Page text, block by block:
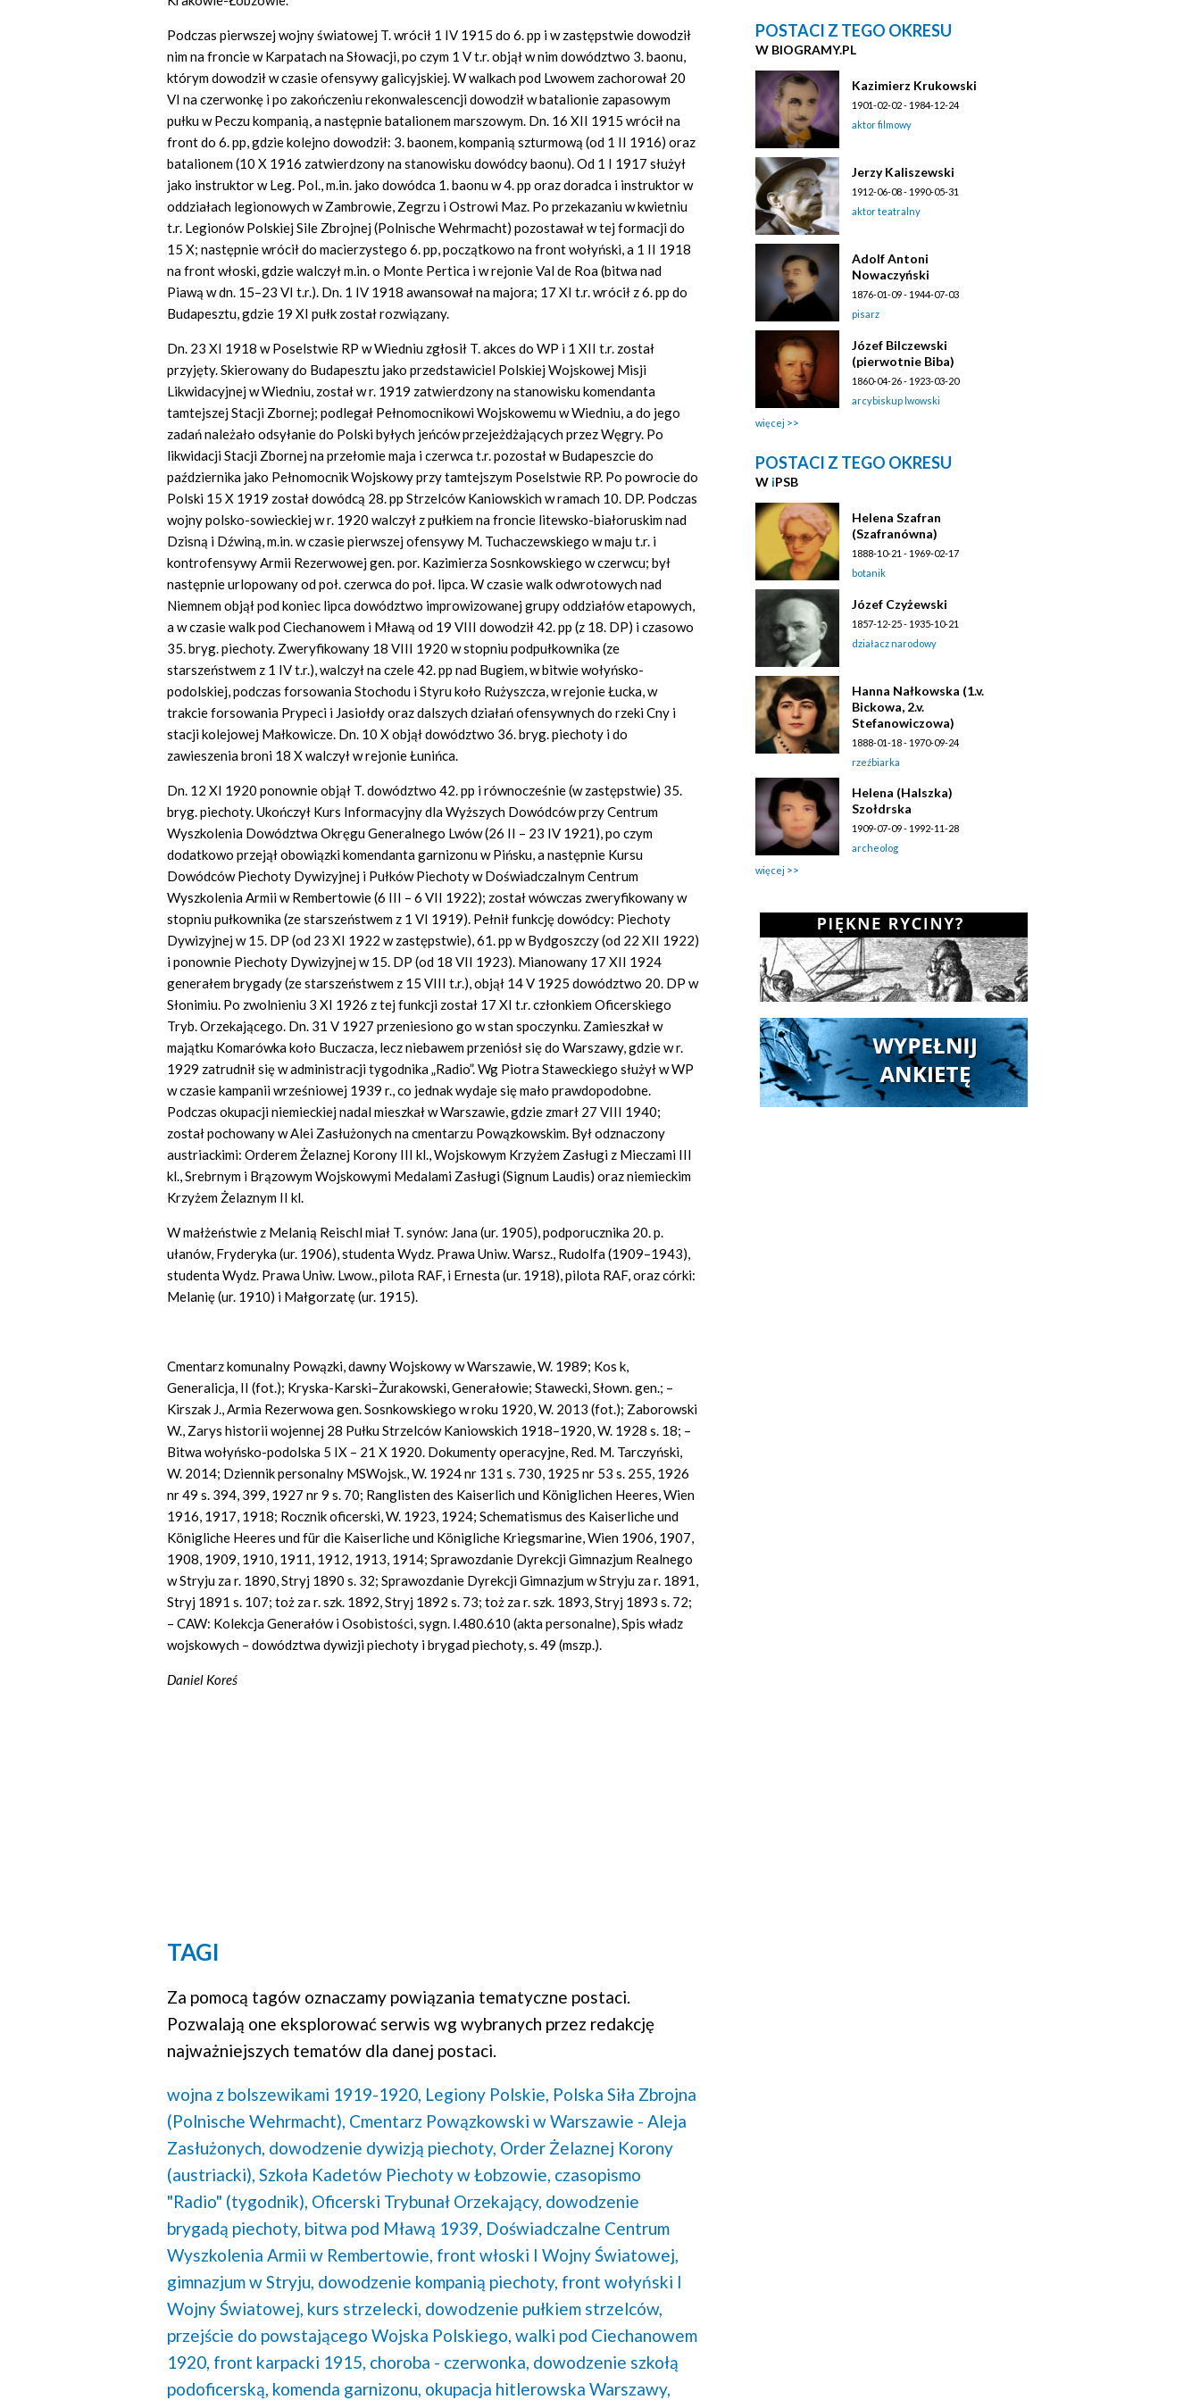
Podczas pierwszej wojny światowej T. wrócił 1 IV 1915 do 6. pp i w zastępstwie dowodził
nim na froncie w Karpatach na Słowacji, po czym 1 V t.r. objął w nim dowództwo 3. baonu,
którym dowodził w czasie ofensywy galicyjskiej. W walkach pod Lwowem zachorował 20
VI na czerwonkę i po zakończeniu rekonwalescencji dowodził w batalionie zapasowym
pułku w Peczu kompanią, a następnie batalionem marszowym. Dn. 16 XII 1915 wrócił na
front do 6. pp, gdzie kolejno dowodził: 3. baonem, kompanią szturmową (od 1 II 1916) oraz
batalionem (10 X 1916 zatwierdzony na stanowisku dowódcy baonu). Od 1 I 1917 służył
jako instruktor w Leg. Pol., m.in. jako dowódca 1. baonu w 4. pp oraz doradca i instruktor w
oddziałach legionowych w Zambrowie, Zegrzu i Ostrowi Maz. Po przekazaniu w kwietniu
t.r. Legionów Polskiej Sile Zbrojnej (Polnische Wehrmacht) pozostawał w tej formacji do
15 X; następnie wrócił do macierzystego 6. pp, początkowo na front wołyński, a 1 II 1918
na front włoski, gdzie walczył m.in. o Monte Pertica i w rejonie Val de Roa (bitwa nad
Piawą w dn. 15–23 VI t.r.). Dn. 1 IV 1918 awansował na majora; 17 XI t.r. wrócił z 6. pp do
Budapesztu, gdzie 19 XI pułk został rozwiązany.
Dn. 23 XI 1918 w Poselstwie RP w Wiedniu zgłosił T. akces do WP i 1 XII t.r. został
przyjęty. Skierowany do Budapesztu jako przedstawiciel Polskiej Wojskowej Misji
Likwidacyjnej w Wiedniu, został w r. 1919 zatwierdzony na stanowisku komendanta
tamtejszej Stacji Zbornej; podlegał Pełnomocnikowi Wojskowemu w Wiedniu, a do jego
zadań należało odsyłanie do Polski byłych jeńców przejeżdżających przez Węgry. Po
likwidacji Stacji Zbornej na przełomie maja i czerwca t.r. pozostał w Budapeszcie do
października jako Pełnomocnik Wojskowy przy tamtejszym Poselstwie RP. Po powrocie do
Polski 15 X 1919 został dowódcą 28. pp Strzelców Kaniowskich w ramach 10. DP. Podczas
wojny polsko-sowieckiej w r. 1920 walczył z pułkiem na froncie litewsko-białoruskim nad
Dzisną i Dźwiną, m.in. w czasie pierwszej ofensywy M. Tuchaczewskiego w maju t.r. i
kontrofensywy Armii Rezerwowej gen. por. Kazimierza Sosnkowskiego w czerwcu; był
następnie urlopowany od poł. czerwca do poł. lipca. W czasie walk odwrotowych nad
Niemnem objął pod koniec lipca dowództwo improwizowanej grupy oddziałów etapowych,
a w czasie walk pod Ciechanowem i Mławą od 19 VIII dowodził 42. pp (z 18. DP) i czasowo
35. bryg. piechoty. Zweryfikowany 18 VIII 1920 w stopniu podpułkownika (ze
starszeństwem z 1 IV t.r.), walczył na czele 42. pp nad Bugiem, w bitwie wołyńsko-
podolskiej, podczas forsowania Stochodu i Styru koło Rużyszcza, w rejonie Łucka, w
trakcie forsowania Prypeci i Jasiołdy oraz dalszych działań ofensywnych do rzeki Cny i
stacji kolejowej Małkowicze. Dn. 10 X objął dowództwo 36. bryg. piechoty i do
zawieszenia broni 18 X walczył w rejonie Łunińca.
Dn. 12 XI 1920 ponownie objął T. dowództwo 42. pp i równocześnie (w zastępstwie) 35.
bryg. piechoty. Ukończył Kurs Informacyjny dla Wyższych Dowódców przy Centrum
Wyszkolenia Dowództwa Okręgu Generalnego Lwów (26 II – 23 IV 1921), po czym
dodatkowo przejął obowiązki komendanta garnizonu w Pińsku, a następnie Kursu
Dowódców Piechoty Dywizyjnej i Pułków Piechoty w Doświadczalnym Centrum
Wyszkolenia Armii w Rembertowie (6 III – 6 VII 1922); został wówczas zweryfikowany w
stopniu pułkownika (ze starszeństwem z 1 VI 1919). Pełnił funkcję dowódcy: Piechoty
Dywizyjnej w 15. DP (od 23 XI 1922 w zastępstwie), 61. pp w Bydgoszczy (od 22 XII 1922)
i ponownie Piechoty Dywizyjnej w 15. DP (od 18 VII 1923). Mianowany 17 XII 1924
generałem brygady (ze starszeństwem z 15 VIII t.r.), objął 14 V 1925 dowództwo 20. DP w
Słonimiu. Po zwolnieniu 3 XI 1926 z tej funkcji został 17 XI t.r. członkiem Oficerskiego
Tryb. Orzekającego. Dn. 31 V 1927 przeniesiono go w stan spoczynku. Zamieszkał w
majątku Komarówka koło Buczacza, lecz niebawem przeniósł się do Warszawy, gdzie w r.
1929 zatrudnił się w administracji tygodnika „Radio”. Wg Piotra Staweckiego służył w WP
w czasie kampanii wrześniowej 1939 r., co jednak wydaje się mało prawdopodobne.
Podczas okupacji niemieckiej nadal mieszkał w Warszawie, gdzie zmarł 27 VIII 1940;
został pochowany w Alei Zasłużonych na cmentarzu Powązkowskim. Był odznaczony
austriackimi: Orderem Żelaznej Korony III kl., Wojskowym Krzyżem Zasługi z Mieczami III
kl., Srebrnym i Brązowym Wojskowymi Medalami Zasługi (Signum Laudis) oraz niemieckim
Krzyżem Żelaznym II kl.
W małżeństwie z Melanią Reischl miał T. synów: Jana (ur. 1905), podporucznika 20. p.
ułanów, Fryderyka (ur. 1906), studenta Wydz. Prawa Uniw. Warsz., Rudolfa (1909–1943),
studenta Wydz. Prawa Uniw. Lwow., pilota RAF, i Ernesta (ur. 1918), pilota RAF, oraz córki:
Melanię (ur. 1910) i Małgorzatę (ur. 1915).
Cmentarz komunalny Powązki, dawny Wojskowy w Warszawie, W. 1989; Kos k,
Generalicja, II (fot.); Kryska-Karski–Żurakowski, Generałowie; Stawecki, Słown. gen.; –
Kirszak J., Armia Rezerwowa gen. Sosnkowskiego w roku 1920, W. 2013 (fot.); Zaborowski
W., Zarys historii wojennej 28 Pułku Strzelców Kaniowskich 1918–1920, W. 1928 s. 18; –
Bitwa wołyńsko-podolska 5 IX – 21 X 1920. Dokumenty operacyjne, Red. M. Tarczyński,
W. 2014; Dziennik personalny MSWojsk., W. 1924 nr 131 s. 730, 1925 nr 53 s. 255, 1926
nr 49 s. 394, 399, 1927 nr 9 s. 70; Ranglisten des Kaiserlich und Königlichen Heeres, Wien
1916, 1917, 1918; Rocznik oficerski, W. 1923, 1924; Schematismus des Kaiserliche und
Königliche Heeres und für die Kaiserliche und Königliche Kriegsmarine, Wien 1906, 1907,
1908, 1909, 1910, 1911, 1912, 1913, 1914; Sprawozdanie Dyrekcji Gimnazjum Realnego
w Stryju za r. 1890, Stryj 1890 s. 32; Sprawozdanie Dyrekcji Gimnazjum w Stryju za r. 1891,
Stryj 1891 s. 107; toż za r. szk. 1892, Stryj 1892 s. 73; toż za r. szk. 1893, Stryj 1893 s. 72;
– CAW: Kolekcja Generałów i Osobistości, sygn. I.480.610 (akta personalne), Spis władz
wojskowych – dowództwa dywizji piechoty i brygad piechoty, s. 49 (mszp.).
Daniel Koreś
TAGI
Za pomocą tagów oznaczamy powiązania tematyczne postaci.
Pozwalają one eksplorować serwis wg wybranych przez redakcję
najważniejszych tematów dla danej postaci.
wojna z bolszewikami 1919-1920, Legiony Polskie, Polska Siła Zbrojna
(Polnische Wehrmacht), Cmentarz Powązkowski w Warszawie - Aleja
Zasłużonych, dowodzenie dywizją piechoty, Order Żelaznej Korony
(austriacki), Szkoła Kadetów Piechoty w Łobzowie, czasopismo
"Radio" (tygodnik), Oficerski Trybunał Orzekający, dowodzenie
brygadą piechoty, bitwa pod Mławą 1939, Doświadczalne Centrum
Wyszkolenia Armii w Rembertowie, front włoski I Wojny Światowej,
gimnazjum w Stryju, dowodzenie kompanią piechoty, front wołyński I
Wojny Światowej, kurs strzelecki, dowodzenie pułkiem strzelców,
przejście do powstającego Wojska Polskiego, walki pod Ciechanowem
1920, front karpacki 1915, choroba - czerwonka, dowodzenie szkołą
podoficerską, komenda garnizonu, okupacja hitlerowska Warszawy,
POSTACI Z TEGO OKRESU
W BIOGRAMY.PL
Kazimierz Krukowski
1901-02-02 - 1984-12-24
aktor filmowy
Jerzy Kaliszewski
1912-06-08 - 1990-05-31
aktor teatralny
Adolf Antoni
Nowaczyński
1876-01-09 - 1944-07-03
pisarz
Józef Bilczewski
(pierwotnie Biba)
1860-04-26 - 1923-03-20
arcybiskup lwowski
więcej
POSTACI Z TEGO OKRESU
W iPSB
Helena Szafran
(Szafranówna)
1888-10-21 - 1969-02-17
botanik
Józef Czyżewski
1857-12-25 - 1935-10-21
działacz narodowy
Hanna Nałkowska (1.v.
Bickowa, 2.v.
Stefanowiczowa)
1888-01-18 - 1970-09-24
rzeźbiarka
Helena (Halszka)
Szołdrska
1909-07-09 - 1992-11-28
archeolog
więcej